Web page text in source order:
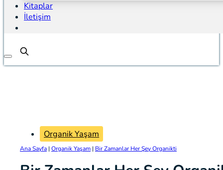
Kitaplar
İletişim
Organik Yaşam
Ana Sayfa | Organik Yaşam | Bir Zamanlar Her Şey Organikti